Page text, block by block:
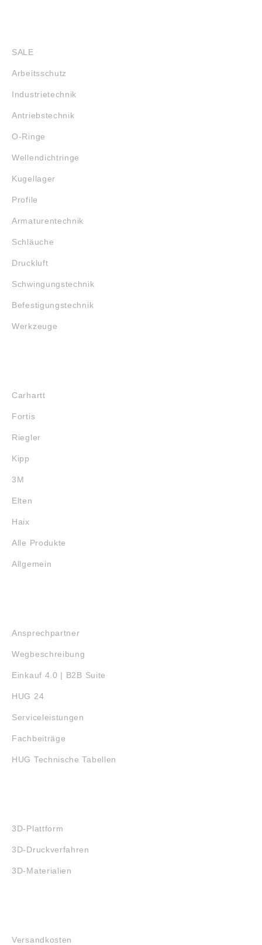
SALE
Arbeitsschutz
Industrietechnik
Antriebstechnik
O-Ringe
Wellendichtringe
Kugellager
Profile
Armaturentechnik
Schläuche
Druckluft
Schwingungstechnik
Befestigungstechnik
Werkzeuge
Carhartt
Fortis
Riegler
Kipp
3M
Elten
Haix
Alle Produkte
Allgemein
Ansprechpartner
Wegbeschreibung
Einkauf 4.0 | B2B Suite
HUG 24
Serviceleistungen
Fachbeiträge
HUG Technische Tabellen
3D-Plattform
3D-Druckverfahren
3D-Materialien
Versandkosten